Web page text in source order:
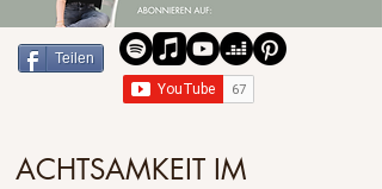
Teilen
ACHTSAMKEIT IM